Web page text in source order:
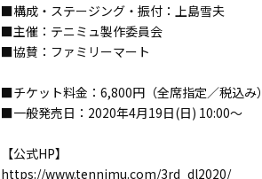
■構成・ステージング・振付：上島雪夫
■主催：テニミュ製作委員会
■協賛：ファミリーマート
■チケット料金：6,800円（全席指定／税込み）
■一般発売日：2020年4月19日(日) 10:00～
【公式HP】
https://www.tennimu.com/3rd_dl2020/